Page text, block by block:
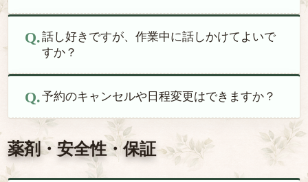
話し好きですが、作業中に話しかけてよいで
すか？
予約のキャンセルや日程変更はできますか？
薬剤・安全性・保証